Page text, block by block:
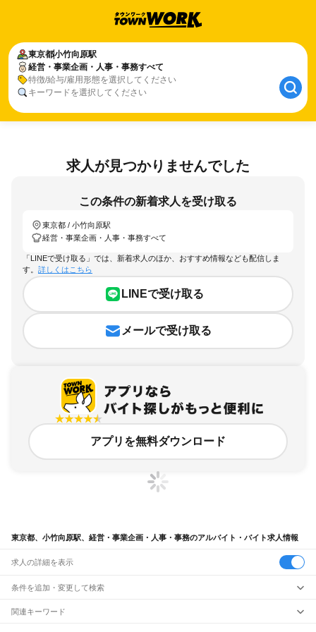
東京都小竹向原駅
経営・事業企画・人事・事務すべて
特徴/給与/雇用形態を選択してください
キーワードを選択してください
求人が見つかりませんでした
この条件の新着求人を受け取る
東京都 / 小竹向原駅
経営・事業企画・人事・事務すべて
「LINEで受け取る」では、新着求人のほか、おすすめ情報なども配信しま
す。 詳しくはこちら
LINEで受け取る
メールで受け取る
アプリを無料ダウンロード
東京都、小竹向原駅、経営・事業企画・人事・事務のアルバイト・バイト求人情報
求人の詳細を表示
条件を追加・変更して検索
市区町村を追加・変更
関連キーワード